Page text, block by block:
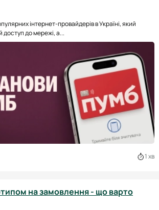
інтернет-провайдерів в Україні, який
доступ до мережі, а...
1 хв
на замовлення - що варто